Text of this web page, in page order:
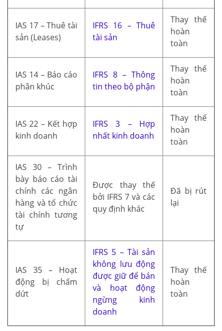
IAS 17 – Thuê tài
sản (Leases)
IFRS 16 – Thuê
tài sản
Thay thế
hoàn
toàn
IAS 14 – Báo cáo
phân khúc
IFRS 8 – Thông
tin theo bộ phận
Thay thế
hoàn
toàn
IAS 22 – Kết hợp
kinh doanh
IFRS 3 – Hợp
nhất kinh doanh
Thay thế
hoàn
toàn
IAS 30 – Trình
bày báo cáo tài
chính các ngân
hàng và tổ chức
tài chính tương
tự
Được thay thế
bởi IFRS 7 và các
quy định khác
Đã bị rút
lại
IAS 35 – Hoạt
động bị chấm
dứt
IFRS 5 – Tài sản
không lưu động
được giữ để bán
và hoạt động
ngừng kinh
doanh
Thay thế
hoàn
toàn